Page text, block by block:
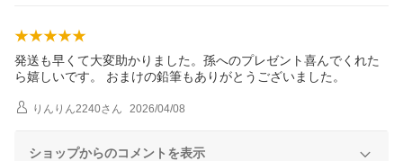
発送も早くて大変助かりました。孫へのプレゼント喜んでくれた
ら嬉しいです。 おまけの鉛筆もありがとうございました。
りんりん2240さん 2026/04/08
ショップからのコメントを表示